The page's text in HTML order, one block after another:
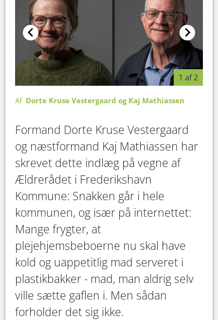
1 af 2
Af Dorte Kruse Vestergaard og Kaj Mathiassen
Formand Dorte Kruse Vestergaard
og næstformand Kaj Mathiassen har
skrevet dette indlæg på vegne af
Ældrerådet i Frederikshavn
Kommune: Snakken går i hele
kommunen, og især på internettet:
Mange frygter, at
plejehjemsbeboerne nu skal have
kold og uappetitlig mad serveret i
plastikbakker - mad, man aldrig selv
ville sætte gaflen i. Men sådan
forholder det sig ikke.